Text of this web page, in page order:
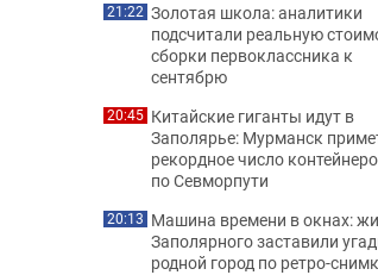
21:22 Золотая школа: аналитики
подсчитали реальную
сборки первоклассника к
сентябрю
20:45 Китайские гиганты идут в
Заполярье: Мурманск
рекордное число
по Севморпути
20:13 Машина времени в окнах:
Заполярного заставили
родной город по ретро-